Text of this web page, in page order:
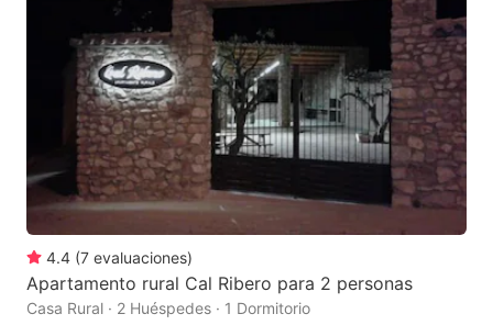
4.4 (7 evaluaciones)
Apartamento rural Cal Ribero para 2 personas
Casa Rural · 2 Huéspedes · 1 Dormitorio